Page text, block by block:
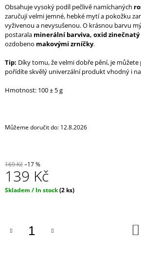
Obsahuje vysoký podíl pečlivě namíchaných
zaručují velmi jemné, hebké mytí a pokožku
vyživenou a nevysušenou. O krásnou barvu
postarala minerální barviva, oxid zinečnatý
ozdobeno makovými zrníčky.
Tip: Díky tomu, že velmi dobře pění, je
pořídíte skvělý univerzální produkt vhodný i
Hmotnost: 100 ± 5 g
Můžeme doručit do: 12.8.2026
169 Kč–17 %
139 Kč
Měrná
Skladem / In stock(2 ks)
ČERNÁ
UNISEX
ELASTICKÁ
ROUŠKA
/
NA
OBLIČEJ
BLACK
Kč